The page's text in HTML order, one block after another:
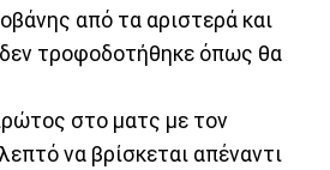
από τα αριστερά και
τροφοδοτήθηκε όπως θα
στο ματς με τον
να βρίσκεται απέναντι